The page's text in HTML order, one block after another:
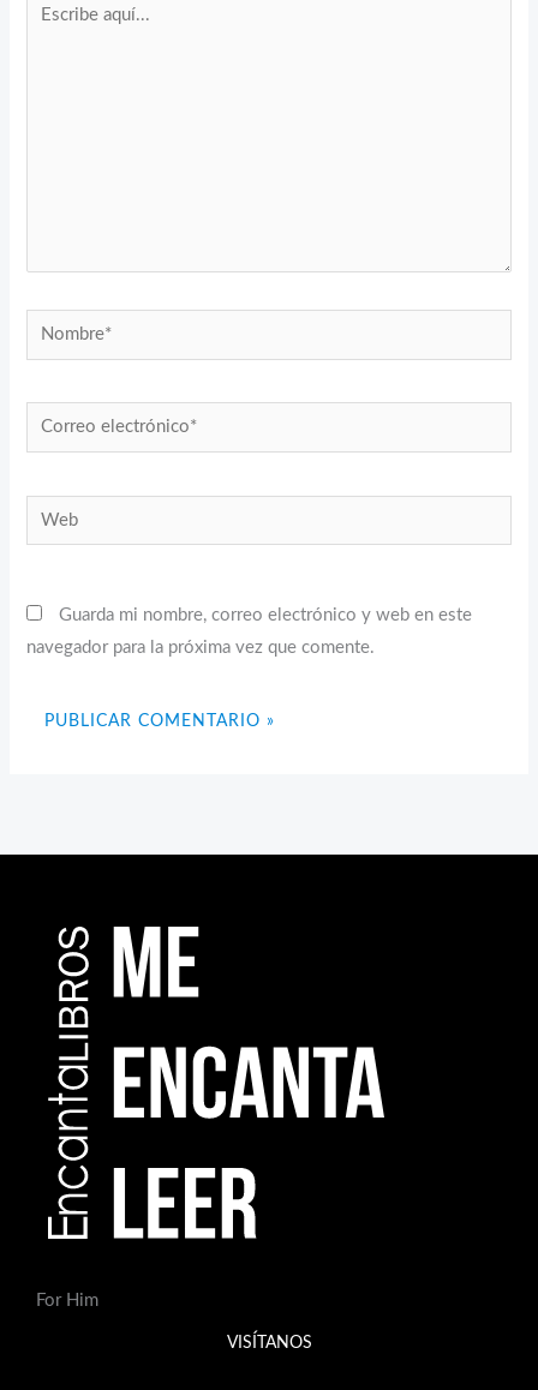
Nombre*
Correo
electrónico*
Web
Guarda mi nombre, correo electrónico y web en este
navegador para la próxima vez que comente.
For Him
VISÍTANOS